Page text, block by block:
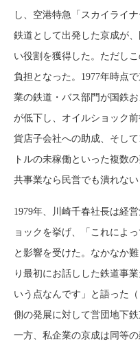
し、空港特急「スカイライ
鉄道として出発した京成が
い役割を獲得した。ただし
負担となった。1977年時点
業の鉄道・バス部門が国鉄
が低下し、オイルショック
貨店子会社への助成、そし
トルの未稼働といった複数
共事業なら民営でも潰れない
1979年、川崎千春社長は経
ョックを挙げ、「これによ
と影響を受けた。なかなか
り最初にお話しした鉄道事
いう点なんです」と語った
側の発展に対して営団地下
一方、私企業の京成は同等